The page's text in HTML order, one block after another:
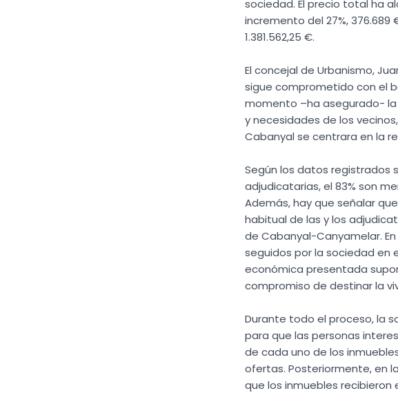
sociedad. El precio total ha
incremento del 27%,
1.381.562,25 €.
El concejal de Urbanismo,
sigue comprometido con el
momento –ha asegurado-
y necesidades de los
Cabanyal se centrara en la
Según los datos registrados
adjudicatarias, el 83% son
Además, hay que señalar
habitual de las y los
de Cabanyal-Canyamelar.
seguidos por la sociedad
económica presentada
compromiso de destinar la
Durante todo el proceso, la
para que las personas
de cada uno de los
ofertas. Posteriormente, en
que los inmuebles